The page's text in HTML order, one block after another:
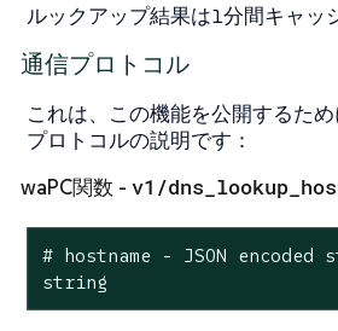
ルックアップ結果は1分間キャッ
通信プロトコル
これは、この機能を公開するた
プロトコルの説明です：
waPC関数 - v1/
# hostname - JSON encoded
string